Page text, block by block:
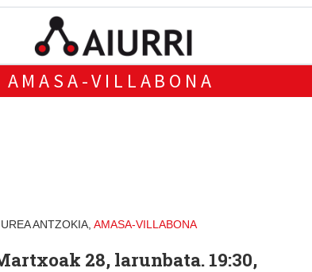
AMASA-VILLABONA
ANTZOKIA, AMASA-VILLABONA
28, larunbata. 19:30,